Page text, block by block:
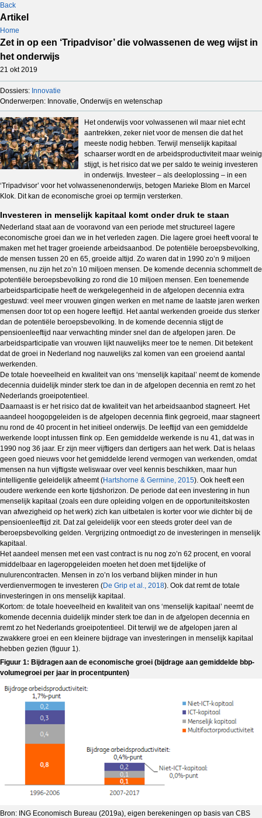
Back
Artikel
Home
Zet in op een ‘Tripadvisor’ die volwassenen de weg wijst in
het onderwijs
21 okt 2019
Dossiers: Innovatie
Onderwerpen: Innovatie, Onderwijs en wetenschap
Het onderwijs voor volwassenen wil maar niet echt
aantrekken, zeker niet voor de mensen die dat het
meeste nodig hebben. Terwijl menselijk kapitaal
schaarser wordt en de arbeidsproductiviteit maar weinig
stijgt, is het risico dat we per saldo te weinig investeren
in onderwijs. Investeer – als deeloplossing – in een
‘Tripadvisor’ voor het volwassenenonderwijs, betogen Marieke Blom en Marcel
Klok. Dit kan de economische groei op termijn versterken.
Investeren in menselijk kapitaal komt onder druk te staan
Nederland staat aan de vooravond van een periode met structureel lagere
economische groei dan we in het verleden zagen. Die lagere groei heeft vooral te
maken met het trager groeiende arbeidsaanbod. De potentiële beroepsbevolking,
de mensen tussen 20 en 65, groeide altijd. Zo waren dat in 1990 zo’n 9 miljoen
mensen, nu zijn het zo’n 10 miljoen mensen. De komende decennia schommelt de
potentiële beroepsbevolking zo rond die 10 miljoen mensen. Een toenemende
arbeidsparticipatie heeft de werkgelegenheid in de afgelopen decennia extra
gestuwd: veel meer vrouwen gingen werken en met name de laatste jaren werken
mensen door tot op een hogere leeftijd. Het aantal werkenden groeide dus sterker
dan de potentiële beroepsbevolking. In de komende decennia stijgt de
pensioenleeftijd naar verwachting minder snel dan de afgelopen jaren. De
arbeidsparticipatie van vrouwen lijkt nauwelijks meer toe te nemen. Dit betekent
dat de groei in Nederland nog nauwelijks zal komen van een groeiend aantal
werkenden.
De totale hoeveelheid en kwaliteit van ons ‘menselijk kapitaal’ neemt de komende
decennia duidelijk minder sterk toe dan in de afgelopen decennia en remt zo het
Nederlands groeipotentieel.
Daarnaast is er het risico dat de kwaliteit van het arbeidsaanbod stagneert. Het
aandeel hoogopgeleiden is de afgelopen decennia flink gegroeid, maar stagneert
nu rond de 40 procent in het initieel onderwijs. De leeftijd van een gemiddelde
werkende loopt intussen flink op. Een gemiddelde werkende is nu 41, dat was in
1990 nog 36 jaar. Er zijn meer vijftigers dan dertigers aan het werk. Dat is helaas
geen goed nieuws voor het gemiddelde lerend vermogen van werkenden, omdat
mensen na hun vijftigste weliswaar over veel kennis beschikken, maar hun
intelligentie geleidelijk afneemt (Hartshorne & Germine, 2015). Ook heeft een
oudere werkende een korte tijdshorizon. De periode dat een investering in hun
menselijk kapitaal (zoals een dure opleiding volgen en de opportuniteitskosten
van afwezigheid op het werk) zich kan uitbetalen is korter voor wie dichter bij de
pensioenleeftijd zit. Dat zal geleidelijk voor een steeds groter deel van de
beroepsbevolking gelden. Vergrijzing ontmoedigt zo de investeringen in menselijk
kapitaal.
Het aandeel mensen met een vast contract is nu nog zo’n 62 procent, en vooral
middelbaar en lageropgeleiden moeten het doen met tijdelijke of
nulurencontracten. Mensen in zo’n los verband blijken minder in hun
verdienvermogen te investeren (De Grip et al., 2018). Ook dat remt de totale
investeringen in ons menselijk kapitaal.
Kortom: de totale hoeveelheid en kwaliteit van ons ‘menselijk kapitaal’ neemt de
komende decennia duidelijk minder sterk toe dan in de afgelopen decennia en
remt zo het Nederlands groeipotentieel. Dit terwijl we de afgelopen jaren al
zwakkere groei en een kleinere bijdrage van investeringen in menselijk kapitaal
hebben gezien (figuur 1).
Figuur 1: Bijdragen aan de economische groei (bijdrage aan gemiddelde bbp-
volumegroei per jaar in procentpunten)
Bron: ING Economisch Bureau (2019a), eigen berekeningen op basis van CBS